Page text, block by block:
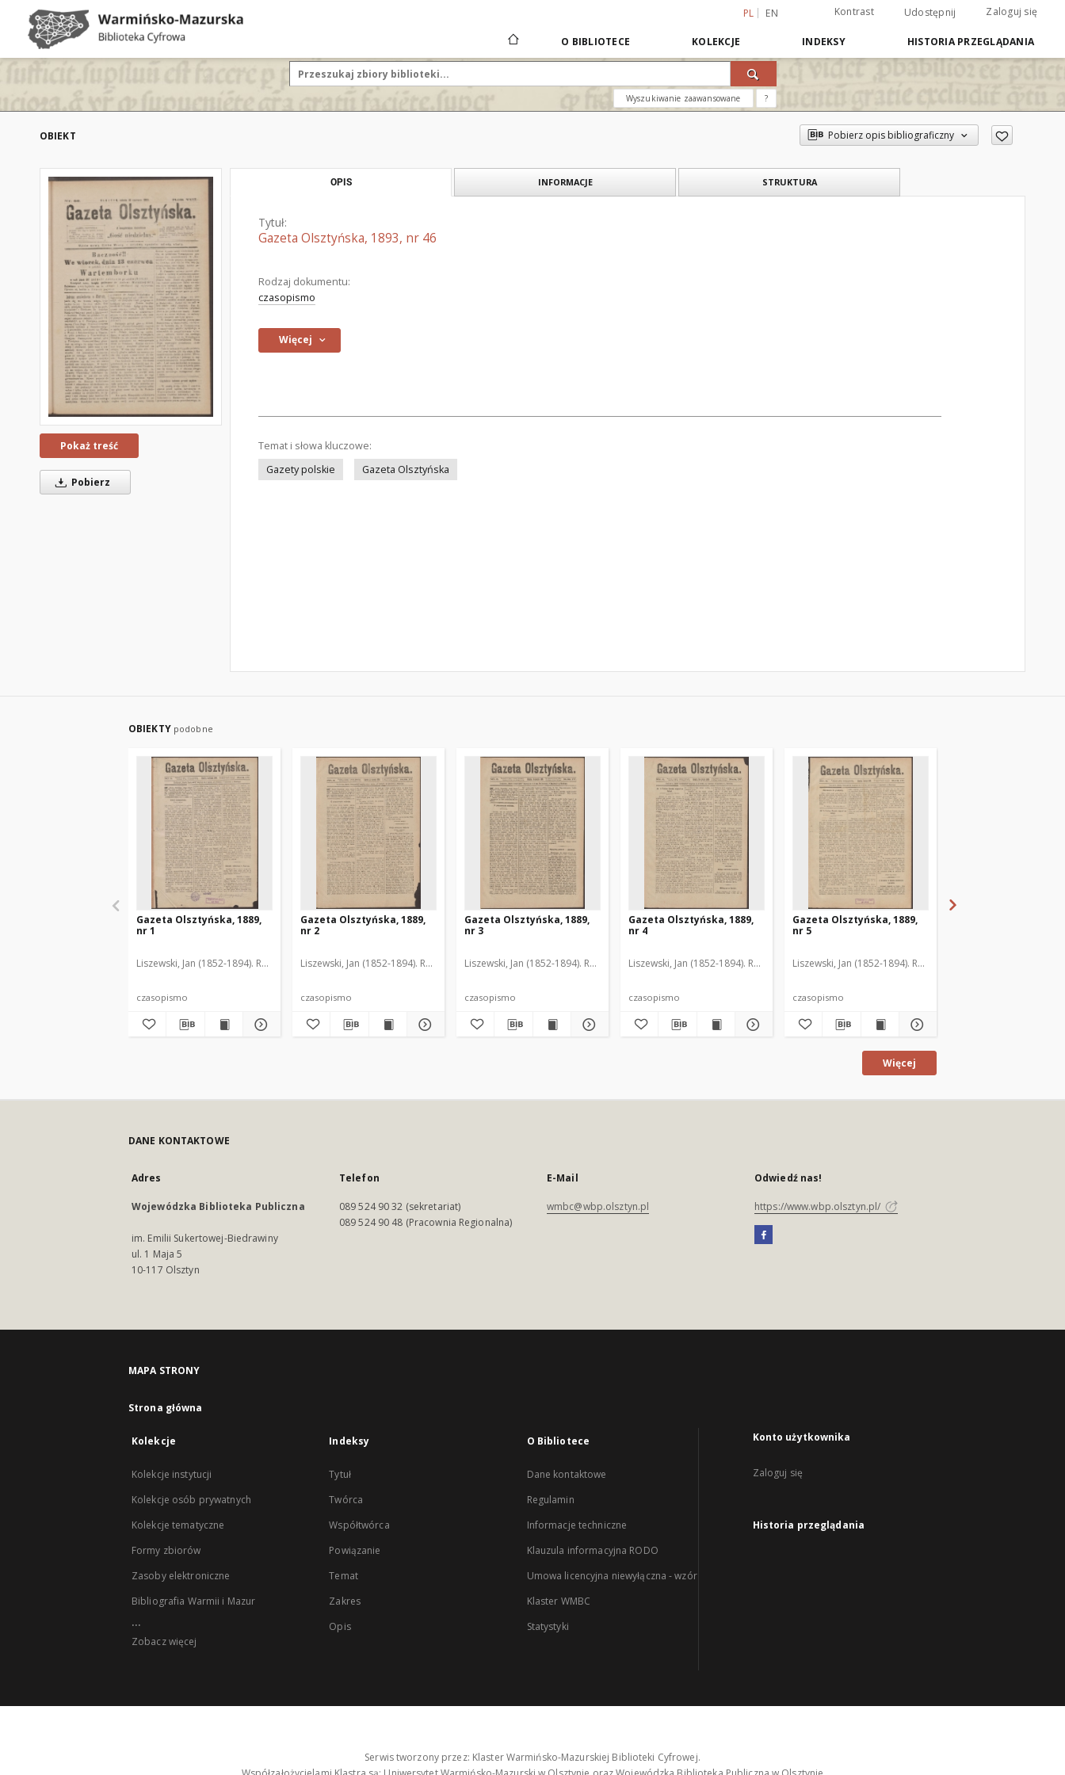
PL EN Kontrast Udostępnij Zaloguj się
O BIBLIOTECE KOLEKCJE INDEKSY HISTORIA PRZEGLĄDANIA
Wyszukiwanie zaawansowane ?
OBIEKT Pobierz opis bibliograficzny
Pokaż treść
Pobierz
OPIS INFORMACJE STRUKTURA
Tytuł:
Gazeta Olsztyńska, 1893, nr 46
Rodzaj dokumentu:
czasopismo
Więcej
Temat i słowa kluczowe:
Gazety polskie
Gazeta Olsztyńska
OBIEKTY podobne
Gazeta Olsztyńska, 1889,
nr 1
Liszewski, Jan (1852-1894). Red.
czasopismo
Gazeta Olsztyńska, 1889,
nr 2
Liszewski, Jan (1852-1894). Red.
czasopismo
Gazeta Olsztyńska, 1889,
nr 3
Liszewski, Jan (1852-1894). Red.
czasopismo
Gazeta Olsztyńska, 1889,
nr 4
Liszewski, Jan (1852-1894). Red.
czasopismo
Gazeta Olsztyńska, 1889,
nr 5
Liszewski, Jan (1852-1894). Red.
czasopismo
Więcej
DANE KONTAKTOWE
Adres
Wojewódzka Biblioteka Publiczna
im. Emilii Sukertowej-Biedrawiny
ul. 1 Maja 5
10-117 Olsztyn
Telefon
089 524 90 32 (sekretariat)
089 524 90 48 (Pracownia Regionalna)
E-Mail
wmbc@wbp.olsztyn.pl
Odwiedź nas!
https://www.wbp.olsztyn.pl/
MAPA STRONY
Strona główna
Kolekcje
Kolekcje instytucji
Kolekcje osób prywatnych
Kolekcje tematyczne
Formy zbiorów
Zasoby elektroniczne
Bibliografia Warmii i Mazur
...
Zobacz więcej
Indeksy
Tytuł
Twórca
Współtwórca
Powiązanie
Temat
Zakres
Opis
O Bibliotece
Dane kontaktowe
Regulamin
Informacje techniczne
Klauzula informacyjna RODO
Umowa licencyjna niewyłączna - wzór
Klaster WMBC
Statystyki
Konto użytkownika
Zaloguj się
Historia przeglądania
Serwis tworzony przez: Klaster Warmińsko-Mazurskiej Biblioteki Cyfrowej.